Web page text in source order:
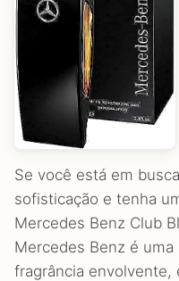
Se você está em
sofisticação e tenha
Mercedes Benz Club
Mercedes Benz é
fragrância envolvente,